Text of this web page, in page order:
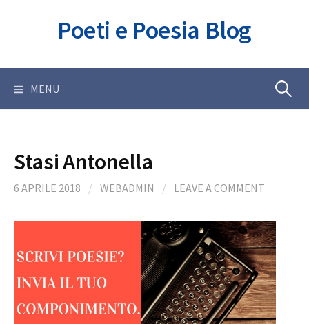
Poeti e Poesia Blog
MENU Ricerca
Stasi Antonella
6 APRILE 2018 / WEBADMIN / LEAVE A COMMENT